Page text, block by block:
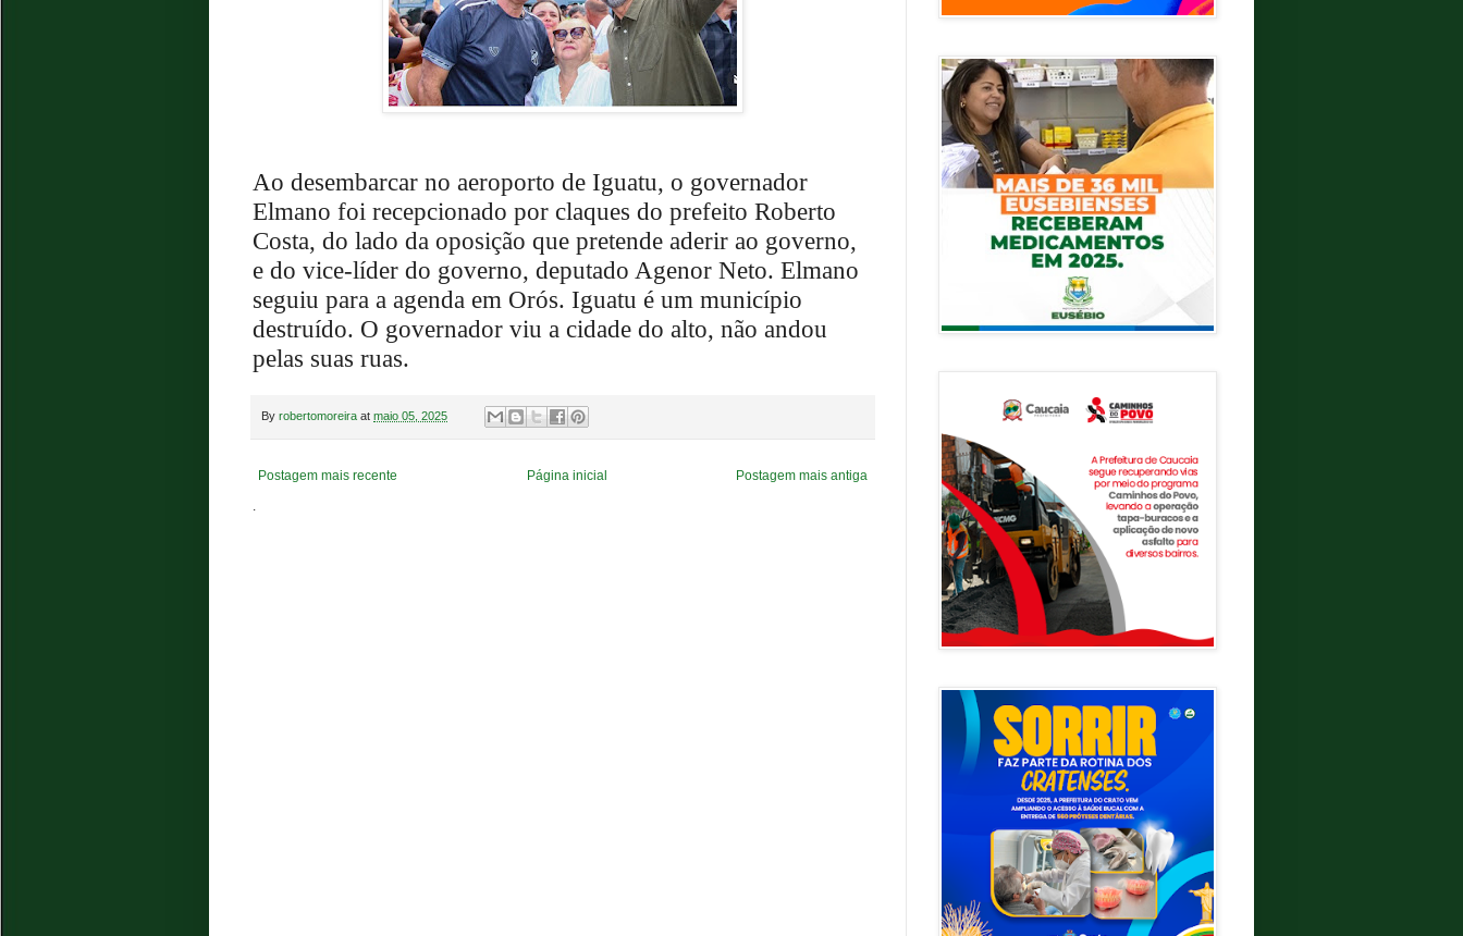
Ao desembarcar no aeroporto de Iguatu, o governador
Elmano foi recepcionado por claques do prefeito Roberto
Costa, do lado da oposição que pretende aderir ao governo,
e do vice-líder do governo, deputado Agenor Neto. Elmano
seguiu para a agenda em Orós. Iguatu é um município
destruído. O governador viu a cidade do alto, não andou
pelas suas ruas.
By robertomoreira at maio 05, 2025
Postagem mais recente Postagem mais antiga
Página inicial
.